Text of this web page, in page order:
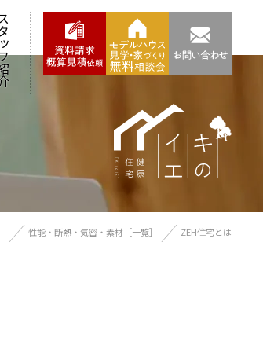
紹介
性能・断熱・気密・素材［一覧］ ZEH住宅とは